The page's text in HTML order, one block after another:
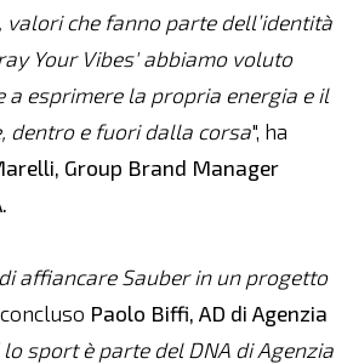
valori che fanno parte dell’identità
Your Vibes' abbiamo voluto
a esprimere la propria energia e il
dentro e fuori dalla corsa", ha
Group Brand Manager
affiancare Sauber in un progetto
Paolo Biffi, AD di Agenzia
lo sport è parte del DNA di Agenzia